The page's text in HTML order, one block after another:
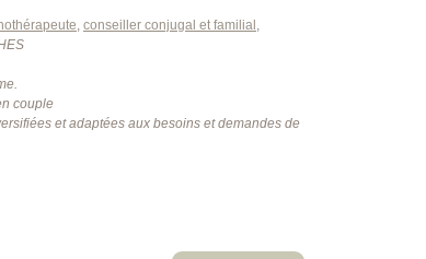
, conseiller conjugal et familial ,
couple
et adaptées aux besoins et demandes de